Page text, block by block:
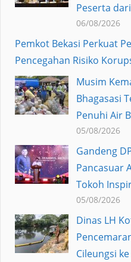
Peserta
06/08/2026
Pemkot Bekasi Perkuat
Pencegahan Risiko
Musim
Bhagasasi
Penuhi Air
05/08/2026
Gandeng
Pancasuar
Tokoh
05/08/2026
Dinas LH
Cileungsi